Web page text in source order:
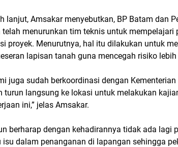
lanjut, Amsakar menyebutkan, BP Batam dan
telah menurunkan tim teknis untuk mempelajari
proyek. Menurutnya, hal itu dilakukan untuk
lapisan tanah guna mencegah risiko
juga sudah berkoordinasi dengan
turun langsung ke lokasi untuk melakukan
ini,” jelas Amsakar.
berharap dengan kehadirannya tidak ada lagi
isu dalam penanganan di lapangan sehingga